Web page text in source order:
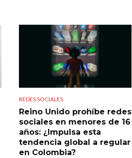
REDES SOCIALES
Reino Unido prohíbe redes
sociales en menores de 16
años: ¿Impulsa esta
tendencia global a regular
en Colombia?